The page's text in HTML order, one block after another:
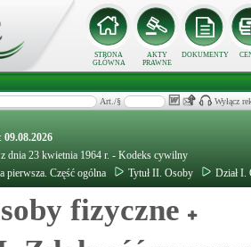
STRONA
GŁÓWNA
AKTY
PRAWNE
DOKUMENTY
Art./§ Wyłącz
09.08.2026
dnia 23 kwietnia 1964 r. - Kodeks cywilny
pierwsza. Część ogólna Tytuł II. Osoby Dział I.
fizyczne